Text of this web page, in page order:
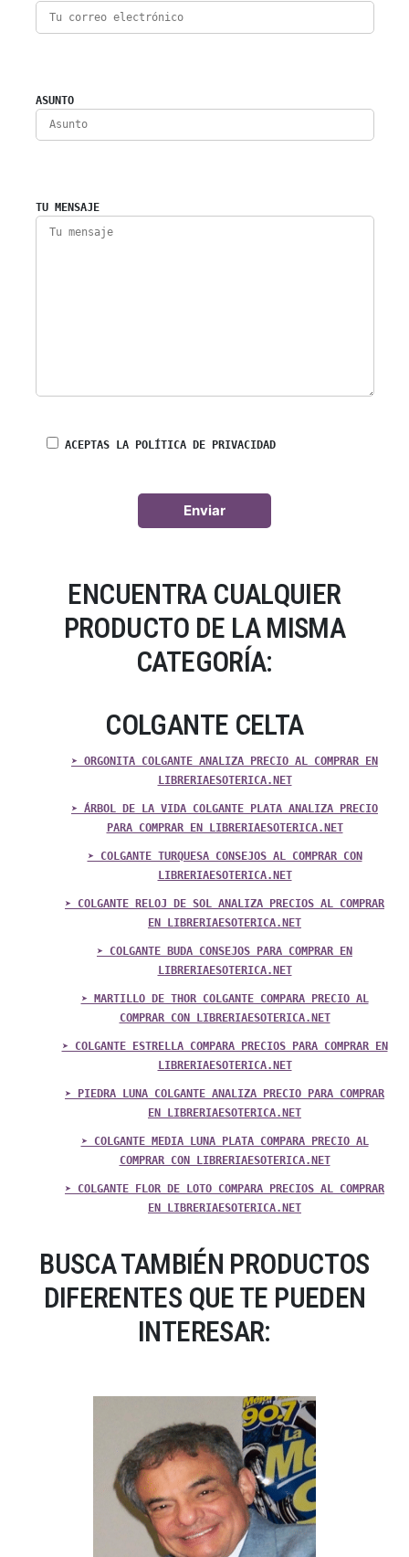
ASUNTO
TU MENSAJE
ACEPTAS LA POLÍTICA DE PRIVACIDAD
ENCUENTRA CUALQUIER
PRODUCTO DE LA MISMA
CATEGORÍA:
COLGANTE CELTA
➤ ORGONITA COLGANTE ANALIZA PRECIO AL COMPRAR EN
LIBRERIAESOTERICA.NET
➤ ÁRBOL DE LA VIDA COLGANTE PLATA ANALIZA PRECIO
PARA COMPRAR EN LIBRERIAESOTERICA.NET
➤ COLGANTE TURQUESA CONSEJOS AL COMPRAR CON
LIBRERIAESOTERICA.NET
➤ COLGANTE RELOJ DE SOL ANALIZA PRECIOS AL COMPRAR
EN LIBRERIAESOTERICA.NET
➤ COLGANTE BUDA CONSEJOS PARA COMPRAR EN
LIBRERIAESOTERICA.NET
➤ MARTILLO DE THOR COLGANTE COMPARA PRECIO AL
COMPRAR CON LIBRERIAESOTERICA.NET
➤ COLGANTE ESTRELLA COMPARA PRECIOS PARA COMPRAR EN
LIBRERIAESOTERICA.NET
➤ PIEDRA LUNA COLGANTE ANALIZA PRECIO PARA COMPRAR
EN LIBRERIAESOTERICA.NET
➤ COLGANTE MEDIA LUNA PLATA COMPARA PRECIO AL
COMPRAR CON LIBRERIAESOTERICA.NET
➤ COLGANTE FLOR DE LOTO COMPARA PRECIOS AL COMPRAR
EN LIBRERIAESOTERICA.NET
BUSCA TAMBIÉN PRODUCTOS
DIFERENTES QUE TE PUEDEN
INTERESAR: